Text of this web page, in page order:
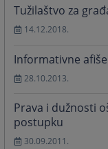
Tužilaštvo za
14.12.2018.
Informativne
28.10.2013.
Prava i dužnosti
postupku
30.09.2011.